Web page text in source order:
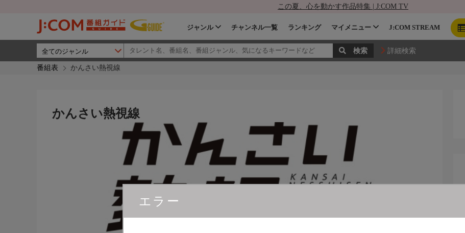
この夏、心を動かす作品特集 | J:COM TV
ジャンル チャンネル一覧 ランキング マイメニュー J:COM STREAM
詳細検索
番組表 かんさい熱視線
エラー
かんさい熱視線